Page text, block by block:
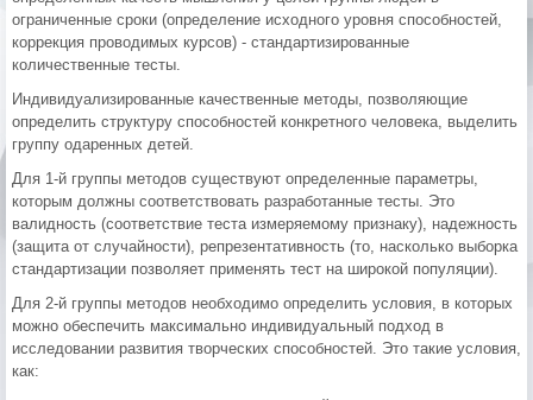
ограниченные сроки (определение исходного уровня способностей,
коррекция проводимых курсов) - стандартизированные
количественные тесты.
Индивидуализированные качественные методы, позволяющие
определить структуру способностей конкретного человека, выделить
группу одаренных детей.
Для 1-й группы методов существуют определенные параметры,
которым должны соответствовать разработанные тесты. Это
валидность (соответствие теста измеряемому признаку), надежность
(защита от случайности), репрезентативность (то, насколько выборка
стандартизации позволяет применять тест на широкой популяции).
Для 2-й группы методов необходимо определить условия, в которых
можно обеспечить максимально индивидуальный подход в
исследовании развития творческих способностей. Это такие условия,
как: